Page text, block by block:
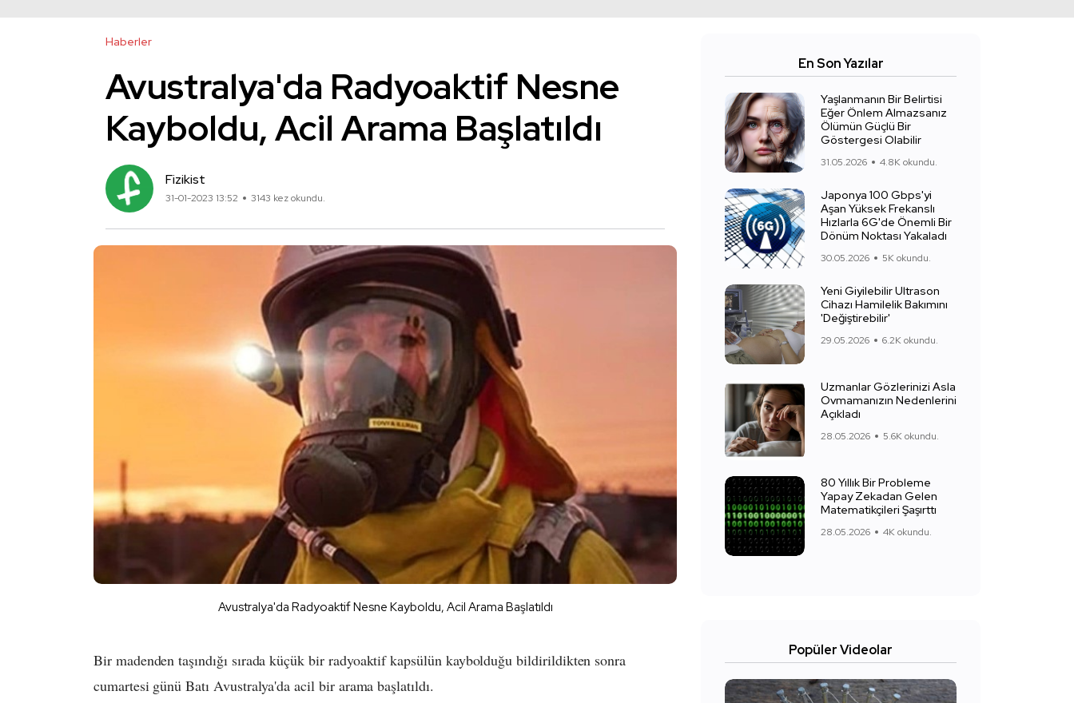
Haberler
Avustralya'da Radyoaktif Nesne
Kayboldu, Acil Arama Başlatıldı
Fizikist
31-01-2023 13:52 3143 kez okundu.
Avustralya'da Radyoaktif Nesne Kayboldu, Acil Arama Başlatıldı
Bir madenden taşındığı sırada küçük bir radyoaktif kapsülün kaybolduğu bildirildikten sonra
cumartesi günü Batı Avustralya'da acil bir arama başlatıldı.
En Son Yazılar
Yaşlanmanın Bir Belirtisi
Eğer Önlem Almazsanız
Ölümün Güçlü Bir
Göstergesi Olabilir
31.05.2026 4.8K okundu.
Japonya 100 Gbps'yi
Aşan Yüksek Frekanslı
Hızlarla 6G'de Önemli Bir
Dönüm Noktası Yakaladı
30.05.2026 5K okundu.
Yeni Giyilebilir Ultrason
Cihazı Hamilelik Bakımını
'Değiştirebilir'
29.05.2026 6.2K okundu.
Uzmanlar Gözlerinizi Asla
Ovmamanızın Nedenlerini
Açıkladı
28.05.2026 5.6K okundu.
80 Yıllık Bir Probleme
Yapay Zekadan Gelen
Matematikçileri Şaşırttı
28.05.2026 4K okundu.
Popüler Videolar